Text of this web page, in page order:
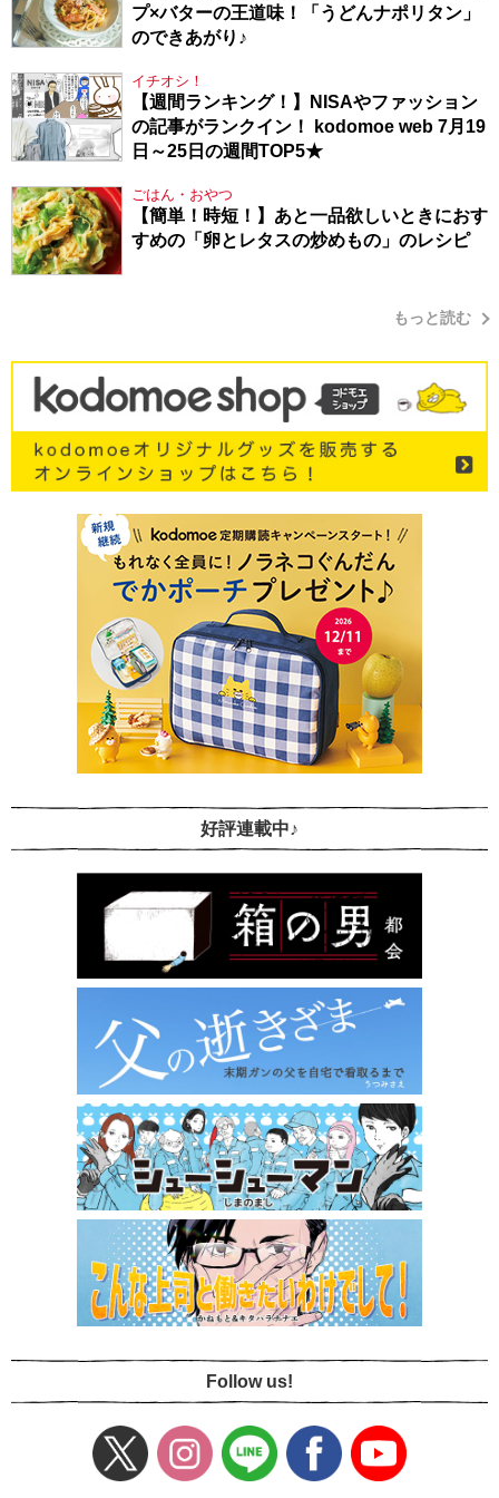
プ×バターの王道味！「うどんナポリタン」
のできあがり♪
イチオシ！
【週間ランキング！】NISAやファッション
の記事がランクイン！ kodomoe web 7月19
日～25日の週間TOP5★
ごはん・おやつ
【簡単！時短！】あと一品欲しいときにおす
すめの「卵とレタスの炒めもの」のレシピ
もっと読む
好評連載中♪
Follow us!